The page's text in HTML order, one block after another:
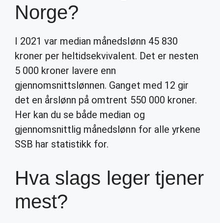
Norge?
I 2021 var median månedslønn 45 830
kroner per heltidsekvivalent. Det er nesten
5 000 kroner lavere enn
gjennomsnittslønnen. Ganget med 12 gir
det en årslønn på omtrent 550 000 kroner.
Her kan du se både median og
gjennomsnittlig månedslønn for alle yrkene
SSB har statistikk for.
Hva slags leger tjener
mest?